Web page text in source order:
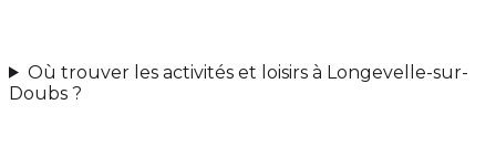
Où trouver les activités et loisirs à Longevelle-sur-
Doubs ?